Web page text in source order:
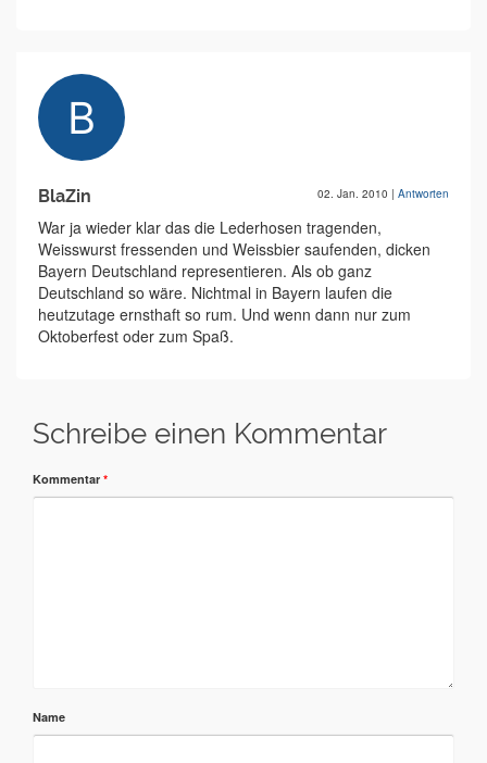
BlaZin 02. Jan. 2010 | Antworten
War ja wieder klar das die Lederhosen tragenden,
Weisswurst fressenden und Weissbier saufenden, dicken
Bayern Deutschland representieren. Als ob ganz
Deutschland so wäre. Nichtmal in Bayern laufen die
heutzutage ernsthaft so rum. Und wenn dann nur zum
Oktoberfest oder zum Spaß.
Schreibe einen Kommentar
Kommentar *
Name